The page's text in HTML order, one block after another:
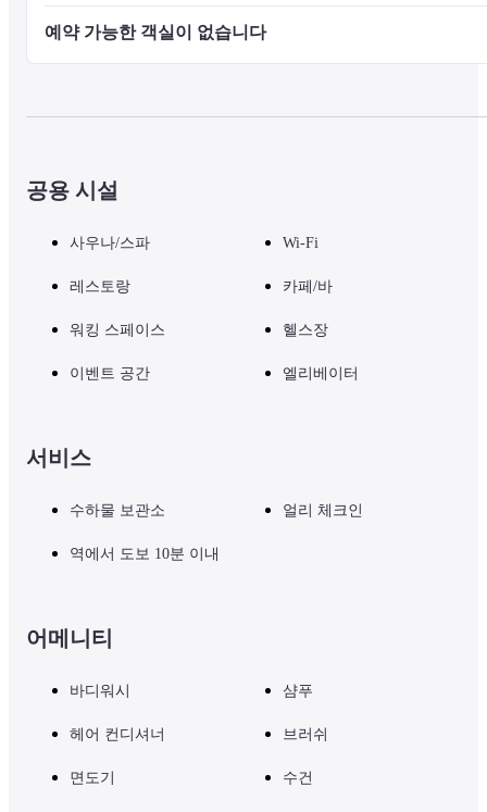
예약 가능한 객실이 없습니다
공용 시설
사우나/스파 Wi-Fi
레스토랑 카페/바
워킹 스페이스 헬스장
이벤트 공간 엘리베이터
서비스
수하물 보관소 얼리 체크인
역에서 도보 10분 이내
어메니티
바디워시 샴푸
헤어 컨디셔너 브러쉬
면도기 수건